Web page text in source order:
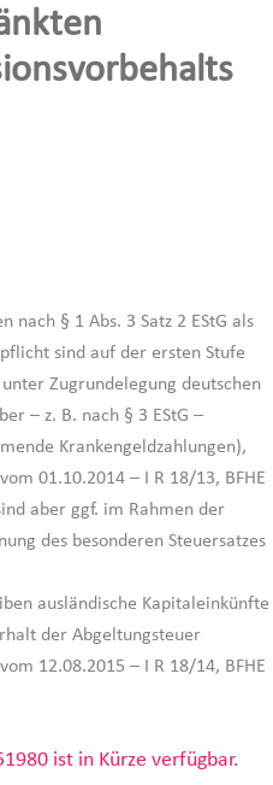
nach § 1 Abs. 3 Satz 2 EStG als
sind auf der ersten Stufe
Zugrundelegung deutschen
– z. B. nach § 3 EStG –
Krankengeldzahlungen),
01.10.2014 – I R 18/13, BFHE
aber ggf. im Rahmen der
des besonderen Steuersatzes
ausländische Kapitaleinkünfte
der Abgeltungsteuer
12.08.2015 – I R 18/14, BFHE
ist in Kürze verfügbar.